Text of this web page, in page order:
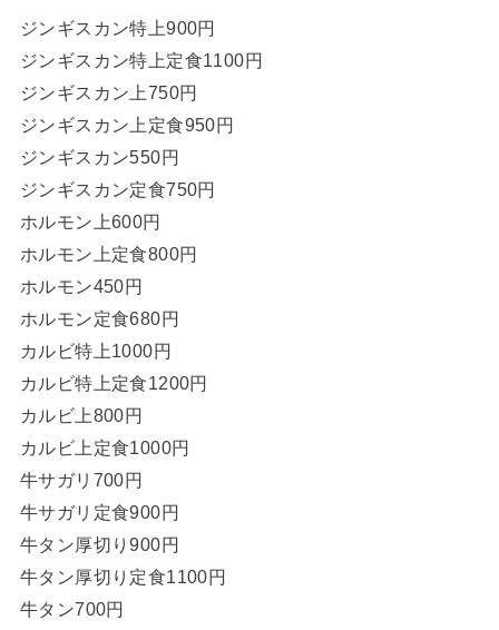
ジンギスカン特上900円
ジンギスカン特上定食1100円
ジンギスカン上750円
ジンギスカン上定食950円
ジンギスカン550円
ジンギスカン定食750円
ホルモン上600円
ホルモン上定食800円
ホルモン450円
ホルモン定食680円
カルビ特上1000円
カルビ特上定食1200円
カルビ上800円
カルビ上定食1000円
牛サガリ700円
牛サガリ定食900円
牛タン厚切り900円
牛タン厚切り定食1100円
牛タン700円